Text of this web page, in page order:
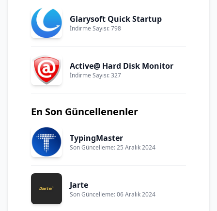
Glarysoft Quick Startup
İndirme Sayısı: 798
Active@ Hard Disk Monitor
İndirme Sayısı: 327
En Son Güncellenenler
TypingMaster
Son Güncelleme: 25 Aralık 2024
Jarte
Son Güncelleme: 06 Aralık 2024